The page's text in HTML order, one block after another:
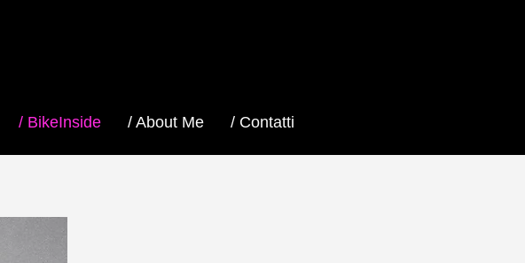
/ BikeInside / About Me / Contatti